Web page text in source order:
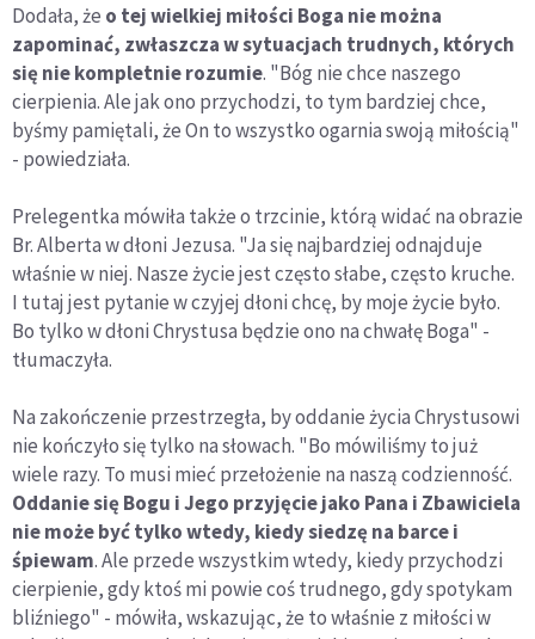
Dodała, że o tej wielkiej miłości Boga nie można
zapominać, zwłaszcza w sytuacjach trudnych, których
się nie kompletnie rozumie. "Bóg nie chce naszego
cierpienia. Ale jak ono przychodzi, to tym bardziej chce,
byśmy pamiętali, że On to wszystko ogarnia swoją miłością"
- powiedziała.
Prelegentka mówiła także o trzcinie, którą widać na obrazie
Br. Alberta w dłoni Jezusa. "Ja się najbardziej odnajduje
właśnie w niej. Nasze życie jest często słabe, często kruche.
I tutaj jest pytanie w czyjej dłoni chcę, by moje życie było.
Bo tylko w dłoni Chrystusa będzie ono na chwałę Boga" -
tłumaczyła.
Na zakończenie przestrzegła, by oddanie życia Chrystusowi
nie kończyło się tylko na słowach. "Bo mówiliśmy to już
wiele razy. To musi mieć przełożenie na naszą codzienność.
Oddanie się Bogu i Jego przyjęcie jako Pana i Zbawiciela
nie może być tylko wtedy, kiedy siedzę na barce i
śpiewam. Ale przede wszystkim wtedy, kiedy przychodzi
cierpienie, gdy ktoś mi powie coś trudnego, gdy spotykam
bliźniego" - mówiła, wskazując, że to właśnie z miłości w